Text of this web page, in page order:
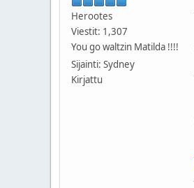
Herootes
Viestit: 1,307
You go waltzin Matilda !!!!
Sijainti: Sydney
Kirjattu